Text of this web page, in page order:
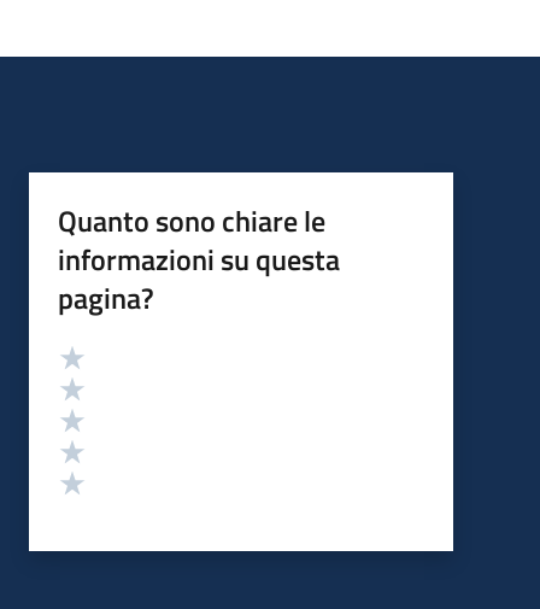
Quanto sono chiare le
informazioni su questa
pagina?
Valutazione